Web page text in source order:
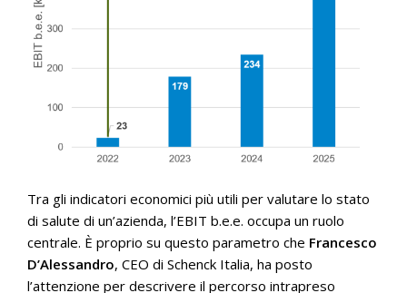
Tra gli indicatori economici più utili per valutare lo stato
di salute di un’azienda, l’EBIT b.e.e. occupa un ruolo
centrale. È proprio su questo parametro che Francesco
D’Alessandro, CEO di Schenck Italia, ha posto
l’attenzione per descrivere il percorso intrapreso